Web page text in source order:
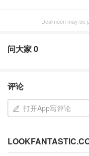
Dealmoon may be
问大家0
评论
打开App写评论